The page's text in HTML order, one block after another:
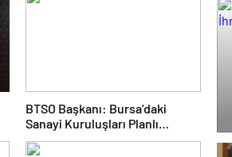
BTSO Başkanı: Bursa’daki
Sanayi Kuruluşları Planlı
Alanlara Taşınmalı